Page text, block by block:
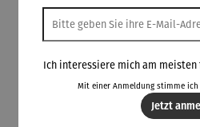
Ich interessiere mich am meisten
Mit einer Anmeldung stimme ich
Jetzt